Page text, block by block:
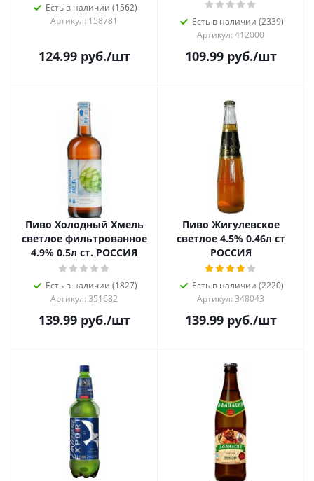
Есть в наличии (1562)
Артикул: 158781
124.99руб./шт
Есть в наличии (2339)
Артикул: 412000
109.99руб./шт
Пиво Холодный Хмель
светлое фильтрованное
4.9% 0.5л ст. РОССИЯ
Есть в наличии (1827)
Артикул: 351682
139.99руб./шт
Пиво Жигулевское
светлое 4.5% 0.46л ст
РОССИЯ
Есть в наличии (2220)
Артикул: 348043
139.99руб./шт